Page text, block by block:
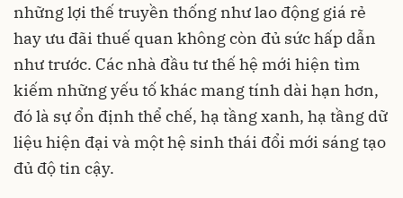
những lợi thế truyền thống như lao động giá rẻ
hay ưu đãi thuế quan không còn đủ sức hấp dẫn
như trước. Các nhà đầu tư thế hệ mới hiện tìm
kiếm những yếu tố khác mang tính dài hạn hơn,
đó là sự ổn định thể chế, hạ tầng xanh, hạ tầng dữ
liệu hiện đại và một hệ sinh thái đổi mới sáng tạo
đủ độ tin cậy.